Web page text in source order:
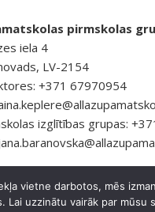
pirmskolas
iela 4
LV-2154
+371 67970954
izglītības grupas:
vietne darbotos, mēs
Lai uzzinātu vairāk par mūsu